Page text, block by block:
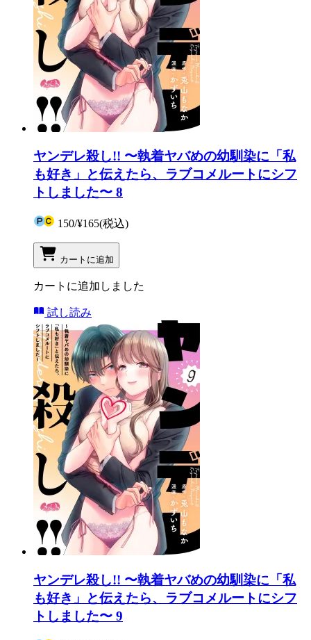
ヤンデレ殺し!! 〜執着ヤバめの幼馴染に「私
も好き」と伝えたら、ラブコメルートにシフ
トしました〜 8
150/¥165(税込)
カートに追加
カートに追加しました
試し読み
ヤンデレ殺し!! 〜執着ヤバめの幼馴染に「私
も好き」と伝えたら、ラブコメルートにシフ
トしました〜 9